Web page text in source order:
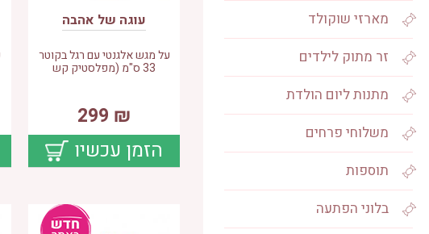
מארזי שוקולד
זר מתוק לילדים
מתנות ליום הולדת
משלוחי פרחים
תוספות
בלוני הפתעה
עוגה של אהבה
על מגש אלגנטי עם רגל בקוטר
33 ס"מ (מפלסטיק קש
₪
299
הזמן עכשיו